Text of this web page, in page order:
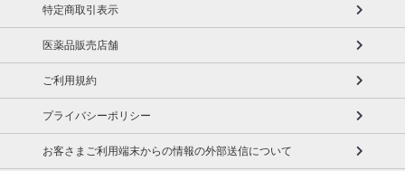
特定商取引表示
医薬品販売店舗
ご利用規約
プライバシーポリシー
お客さまご利用端末からの情報の外部送信について